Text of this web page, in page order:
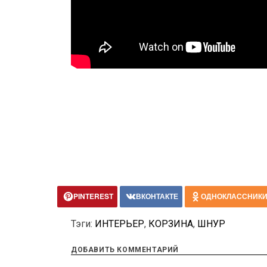
PINTEREST ВКОНТАКТЕ ОДНОКЛАССНИКИ
Тэги: ИНТЕРЬЕР, КОРЗИНА, ШНУР
ДОБАВИТЬ КОММЕНТАРИЙ